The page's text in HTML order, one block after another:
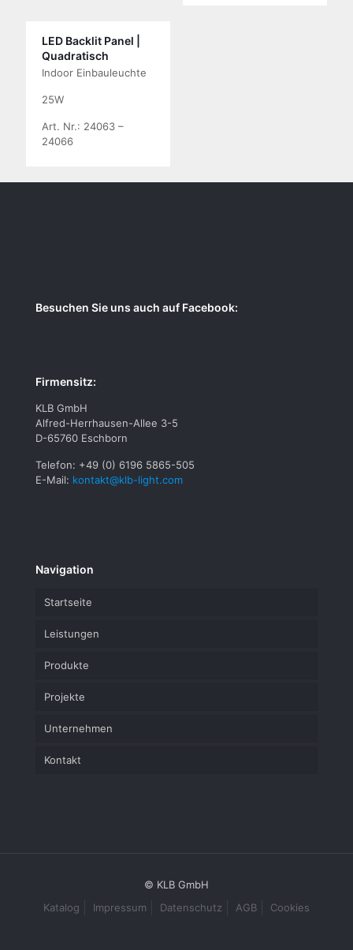
LED Backlit Panel |
Quadratisch
Indoor Einbauleuchte
25W
Art. Nr.: 24063 –
24066
Besuchen Sie uns auch auf Facebook:
Firmensitz:
KLB GmbH
Alfred-Herrhausen-Allee 3-5
D-65760 Eschborn
Telefon: +49 (0) 6196 5865-505
E-Mail: kontakt@klb-light.com
Navigation
Startseite
Leistungen
Produkte
Projekte
Unternehmen
Kontakt
© KLB GmbH
Katalog
Impressum Datenschutz AGB Cookies